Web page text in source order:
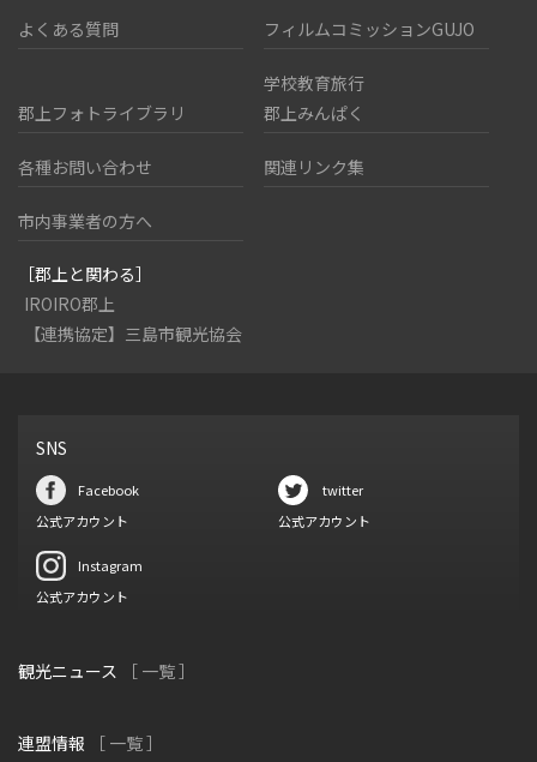
よくある質問 フィルムコミッションGUJO
郡上フォトライブラリ
学校教育旅行
郡上みんぱく
各種お問い合わせ 関連リンク集
市内事業者の方へ
［郡上と関わる］
IROIRO郡上
【連携協定】三島市観光協会
SNS
Facebook
公式アカウント
twitter
公式アカウント
Instagram
公式アカウント
観光ニュース ［ 一覧 ］
連盟情報 ［ 一覧 ］